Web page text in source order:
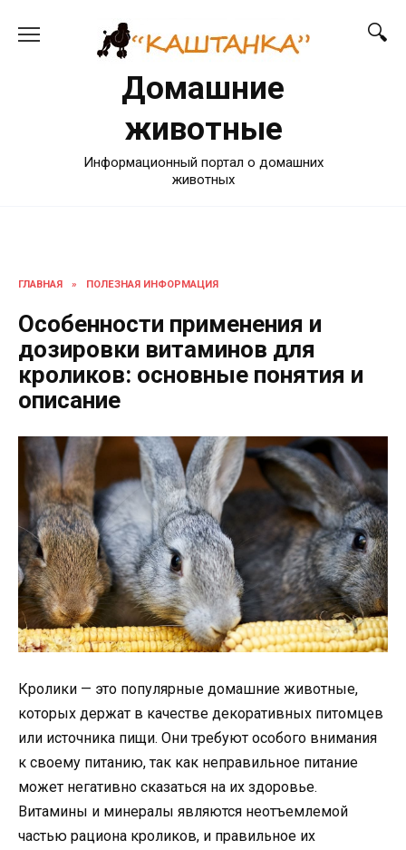
Домашние
животные
Информационный портал о домашних
животных
ГЛАВНАЯ » ПОЛЕЗНАЯ ИНФОРМАЦИЯ
Особенности применения и
дозировки витаминов для
кроликов: основные понятия и
описание
Кролики — это популярные домашние животные,
которых держат в качестве декоративных питомцев
или источника пищи. Они требуют особого внимания
к своему питанию, так как неправильное питание
может негативно сказаться на их здоровье.
Витамины и минералы являются неотъемлемой
частью рациона кроликов, и правильное их